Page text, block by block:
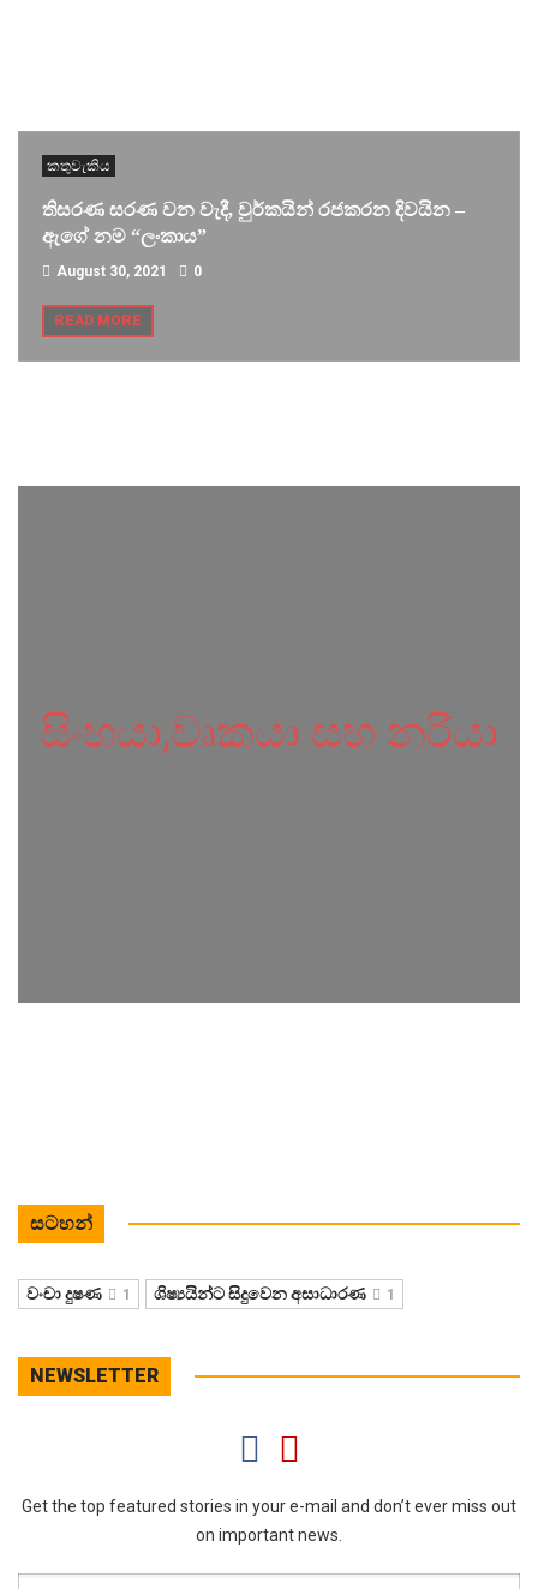
කතුවැකිය
තිසරණ සරණ වන වැදී, වුර්කයින් රජකරන දිවයින –
ඇගේ නම “ලංකාය”
August 30, 2021 0
READ MORE
සිංහයා,වෘකයා සහ නරියා
සටහන්
වංචා දුෂණ 1 ශිෂ්‍යයින්ට සිදුවෙන අසාධාරණ 1
NEWSLETTER
Get the top featured stories in your e-mail and don’t ever miss out
on important news.